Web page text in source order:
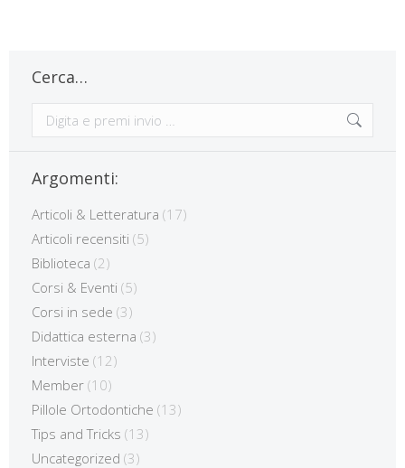
Cerca…
Cerca:
Argomenti:
Articoli & Letteratura (17)
Articoli recensiti (5)
Biblioteca (2)
Corsi & Eventi (5)
Corsi in sede (3)
Didattica esterna (3)
Interviste (12)
Member (10)
Pillole Ortodontiche (13)
Tips and Tricks (13)
Uncategorized (3)